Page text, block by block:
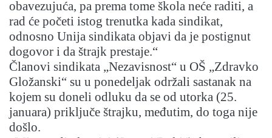
obavezujuća, pa prema tome škola neće raditi, a
rad će početi istog trenutka kada sindikat,
odnosno Unija sindikata objavi da je postignut
dogovor i da štrajk prestaje.“
Članovi sindikata „Nezavisnost“ u OŠ „Zdravko
Gložanski“ su u ponedeljak održali sastanak na
kojem su doneli odluku da se od utorka (25.
januara) priključe štrajku, međutim, do toga nije
došlo.